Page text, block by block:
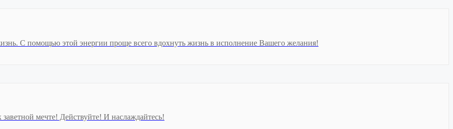
С помощью этой энергии проще всего вдохнуть жизнь в исполнение Вашего желания!
мечте! Действуйте! И наслаждайтесь!